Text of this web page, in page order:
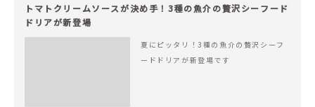
トマトクリームソースが決め手！3種の魚介の贅沢シーフード
ドリアが新登場
夏にピッタリ！3種の魚介の贅沢シーフ
ードドリアが新登場です